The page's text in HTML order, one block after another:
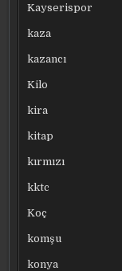
Kayserispor
kaza
kazancı
Kilo
kira
kitap
kırmızı
kktc
Koç
komşu
konya